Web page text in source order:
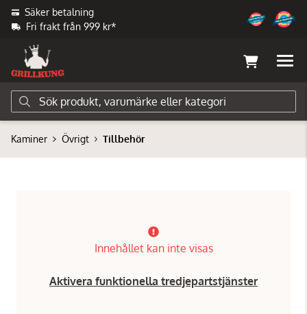
Säker betalning
Fri frakt från 999 kr*
Kaminer Övrigt Tillbehör
Innehållet kan inte visas
Aktivera funktionella tredjepartstjänster